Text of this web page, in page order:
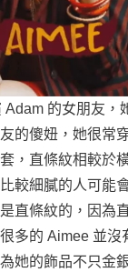
的女朋友，
的傻妞，她很常
，直條紋相較於
較細膩的人可能
直條紋的，因為
多的 Aimee 並沒
她的飾品不只金